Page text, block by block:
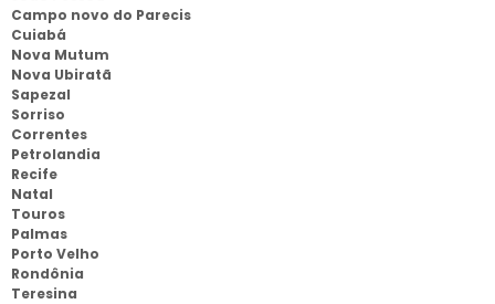
Campo novo do Parecis
Cuiabá
Nova Mutum
Nova Ubiratã
Sapezal
Sorriso
Correntes
Petrolandia
Recife
Natal
Touros
Palmas
Porto Velho
Rondônia
Teresina